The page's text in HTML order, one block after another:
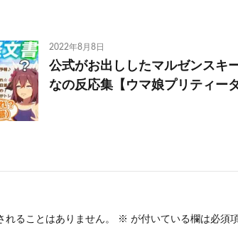
2022年8月8日
公式がお出ししたマルゼンスキ
なの反応集【ウマ娘プリティー
ることはありません。 ※ が付いている欄は必須